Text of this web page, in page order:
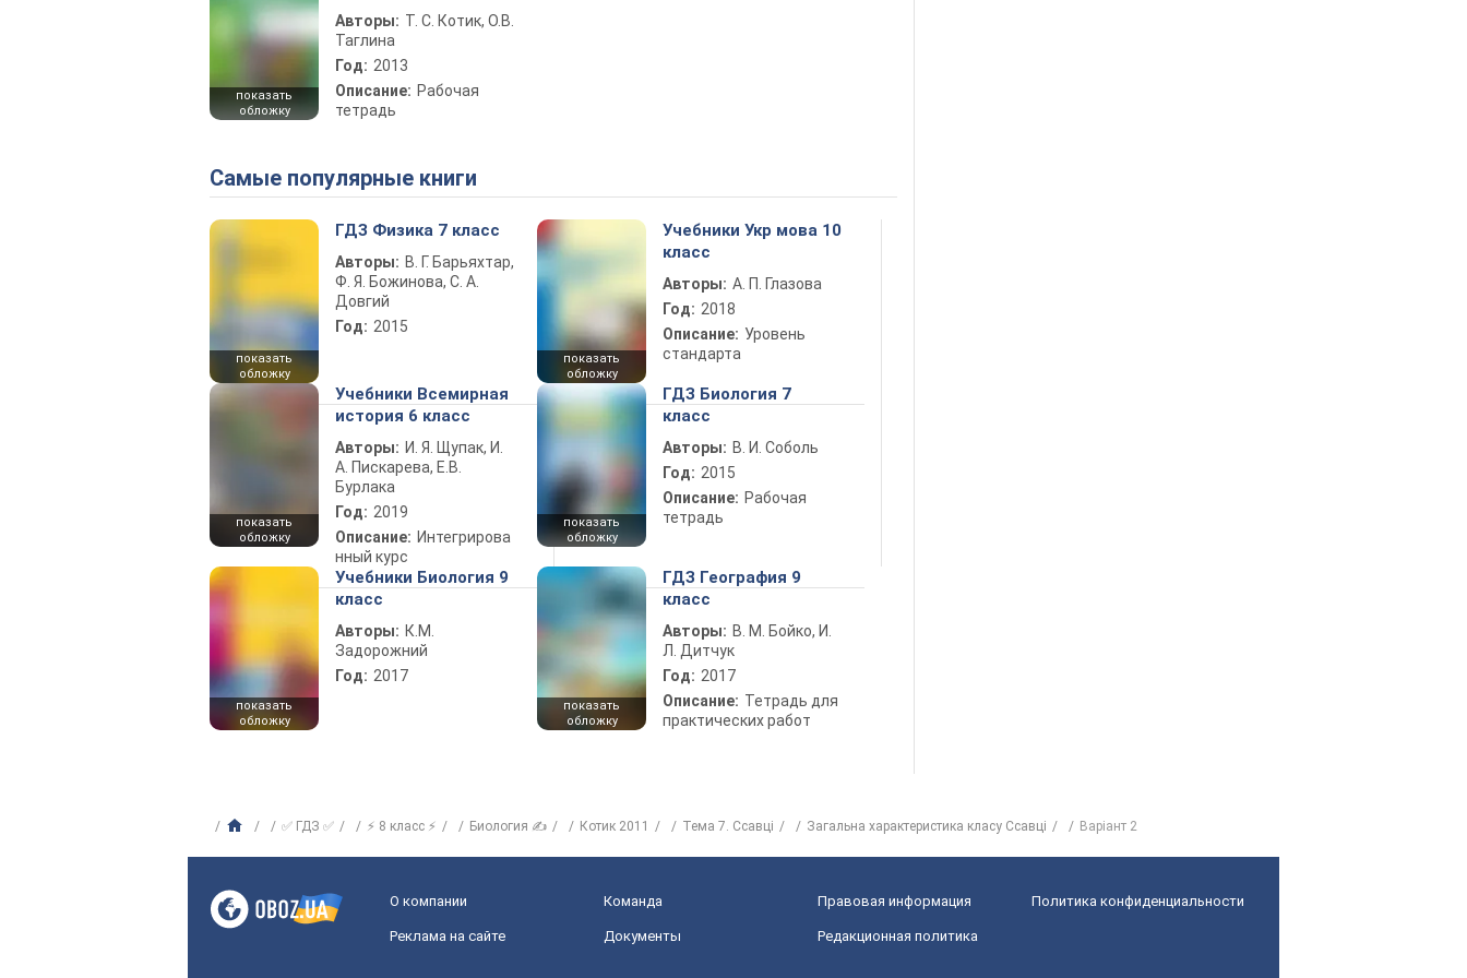
показать
обложку
Авторы: Т. С. Котик, О.В.
Таглина
Год: 2013
Описание: Рабочая
тетрадь
Самые популярные книги
показать
обложку
ГДЗ Физика 7 класс
Авторы: В. Г. Барьяхтар,
Ф. Я. Божинова, С. А.
Довгий
Год: 2015
показать
обложку
Учебники Укр мова 10
класс
Авторы: А. П. Глазова
Год: 2018
Описание: Уровень
стандарта
показать
обложку
Учебники Всемирная
история 6 класс
Авторы: И. Я. Щупак, И.
А. Пискарева, Е.В.
Бурлака
Год: 2019
Описание: Интегрирова
нный курс
показать
обложку
ГДЗ Биология 7
класс
Авторы: В. И. Соболь
Год: 2015
Описание: Рабочая
тетрадь
показать
обложку
Учебники Биология 9
класс
Авторы: К.М.
Задорожний
Год: 2017
показать
обложку
ГДЗ География 9
класс
Авторы: В. М. Бойко, И.
Л. Дитчук
Год: 2017
Описание: Тетрадь для
практических работ
✅ ГДЗ ✅ ⚡ 8 класс ⚡ Биология ✍ Котик 2011 Тема 7. Ссавці Загальна характеристика класу Ссавці Варіант 2
О компании Команда Правовая информация Политика конфиденциальности
Реклама на сайте Документы Редакционная политика